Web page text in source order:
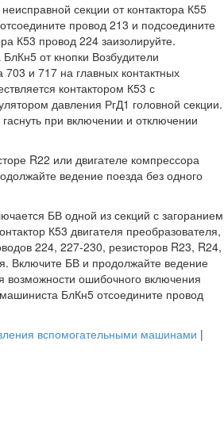
секции от контактора К55
провод 213 и подсоедините
К53 провод 224 заизолируйте.
от кнопки Возбудители
и 717 на главных контактных
контактором К53 с
давления РгД1 головной секции.
при включении и отключении
R22 или двигателе компрессора
ведение поезда без одного
БВ одной из секций с загоранием
К53 двигателя преобразователя,
224, 227-230, резисторов R23, R24,
Включите БВ и продолжайте ведение
возможности ошибочного включения
БлКн5 отсоедините провод
вспомогательными машинами |